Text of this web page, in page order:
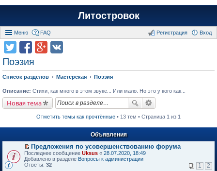
Литостровок
Меню FAQ Вход
Регистрация
Поэзия
Список разделов Мастерская Поэзия
Описание: Стихи, как много в этом звуке... Или мало. Но это у кого как...
Новая тема
Отметить темы как прочтённые • 13 тем • Страница 1 из 1
Объявления
П
е
р
Предложения по усовершенствованию форума
Последнее сообщение Uksus « 28.07.2020, 18:49
Добавлено в разделе Вопросы к администрации
Ответы: 32 1 2